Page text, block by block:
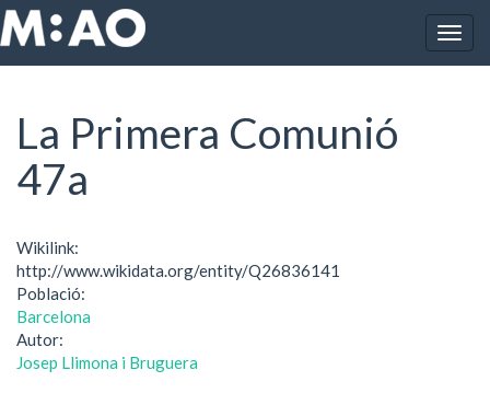
Vés al contingut
Inici La Primera Comunió 47a
La Primera Comunió
47a
Wikilink:
http://www.wikidata.org/entity/Q26836141
Població:
Barcelona
Autor:
Josep Llimona i Bruguera